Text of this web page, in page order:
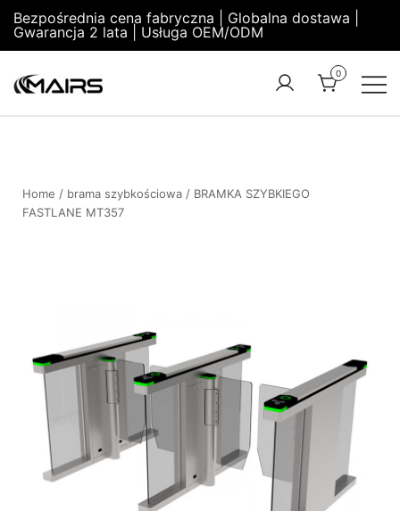
Bezpośrednia cena fabryczna | Globalna dostawa |
Gwarancja 2 lata | Usługa OEM/ODM
Turnstile
Gate |
MairsTurnstile
0
Home / brama szybkościowa / BRAMKA SZYBKIEGO
FASTLANE MT357